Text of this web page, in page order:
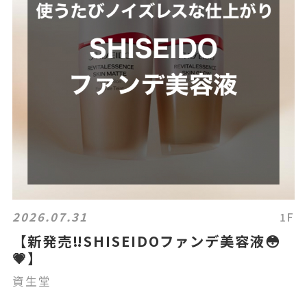
2026.07.31 1F
【新発売‼️SHISEIDOファンデ美容液😳
💗】
資生堂